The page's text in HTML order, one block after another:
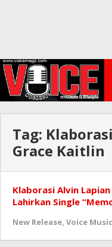
Tag:
Grace Kaitlin
Klaborasi Alvin
Lahirkan Single
New Release, Voice Music